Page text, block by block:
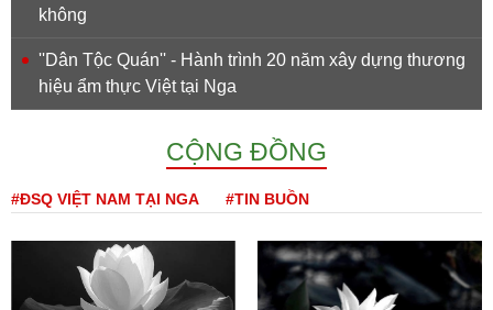
không
''Dân Tộc Quán'' - Hành trình 20 năm xây dựng thương
hiệu ẩm thực Việt tại Nga
CỘNG ĐỒNG
#ĐSQ VIỆT NAM TẠI NGA #TIN BUỒN